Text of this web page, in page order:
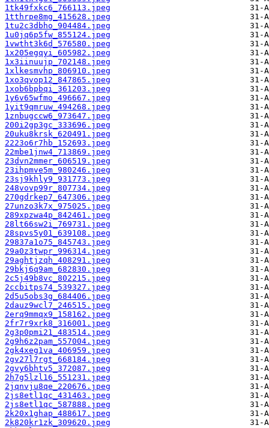
1tk49fxkc6_766113.jpeg
1tthrpe8mg_415628.jpeg
1tu2c3dbho_904484.jpeg
1u0jq6p5fw_855124.jpeg
1vwtht3k6d_576580.jpeg
1x205egqyi_605982.jpeg
1x3iinuujp_702148.jpeg
1xlkesmvhp_806910.jpeg
1xo3qvop12_847865.jpeg
1xob6bpbqi_361203.jpeg
1y6v65wfmo_496667.jpeg
1yit9qmruw_494268.jpeg
1znbugccw6_973647.jpeg
200i2gp3gc_333696.jpeg
20uku8krsk_620491.jpeg
2223o6r7hb_152693.jpeg
22mbe1jnw4_713869.jpeg
23dvn2mmer_606519.jpeg
23ihpmve5m_980246.jpeg
23sj9khly9_931773.jpeg
248vovp99r_807734.jpeg
270gdrkep7_647306.jpeg
27unzo3k7x_975025.jpeg
289xpzwa4p_842461.jpeg
28lt66sw2i_769731.jpeg
28spvs5y01_639108.jpeg
29837a1o75_845743.jpeg
29a0z3twpr_996314.jpeg
29aghtjzqh_408291.jpeg
29bkj6q9am_682830.jpeg
2c5j49b8vc_802215.jpeg
2ccbitps74_539327.jpeg
2d5u5obs3g_684406.jpeg
2dauz9wcl7_246515.jpeg
2erq9mmqx9_158162.jpeg
2fr7r9xrk8_316001.jpeg
2g3p0pmi21_483514.jpeg
2g9h6z2pam_557004.jpeg
2gk4xeg1va_406959.jpeg
2gv27l7rgt_668184.jpeg
2gvy6bhtv5_372087.jpeg
2h7g5lzl16_551231.jpeg
2jqnvju8qe_220676.jpeg
2js8etl1qc_431463.jpeg
2js8etl1qc_587888.jpeg
2k20x1ghap_488617.jpeg
2k820kr1zk_309620.jpeg